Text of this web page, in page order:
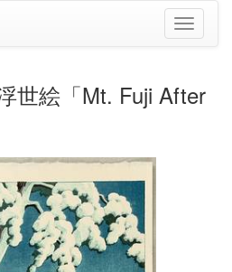
ナ
ビ
シ
世絵「Mt. Fuji After